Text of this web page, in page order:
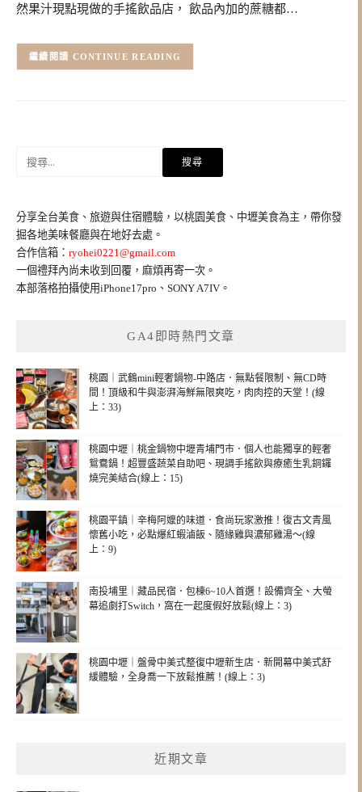
然果汁現點現做的手搖飲品店， 飲品內加的蔗糖都…
CONTINUE READING
字:
分享全台美食、旅遊與住宿體驗，以桃園美食、中壢美食為主，帶你發
掘各地美味餐廳與在地好去處。
合作信箱： ryohei0221@gmail.com
一個禮拜內尚未收到回覆，麻煩再寄一次。
本部落格拍攝使用iPhone17pro、SONY A7IV。
GA4即時熱門文章
桃園｜武鶴mini輕奢鍋物-中路店．無點餐限制、無CD時
間！頂級和牛與澎湃海鮮無限爽吃，肉肉控的天堂！(線
上：33)
桃園中壢｜桃金鍋物中壢青埔門市．個人也能獨享的輕奢
鴛鴦鍋！超豐盛蔬菜自助吧、現調手搖飲與療癒生乳銅鑼
燒完美結合(線上：15)
桃園平鎮｜辛梅阿嬤的味道．食尚玩家激推！復古文青風
懷舊小吃，必點爆紅蝦滷飯、隨緣雞與濃郁雞湯～(線
上：9)
南投埔里｜藏品民宿．包棟6~10人首選！設備齊全、大螢
幕追劇打Switch，窩在一起度假好放鬆(線上：3)
桃園中壢｜盤骨中美式整復中壢新生店．新開幕中美式舒
緩體驗，全身喬一下放鬆推薦！(線上：3)
近期文章